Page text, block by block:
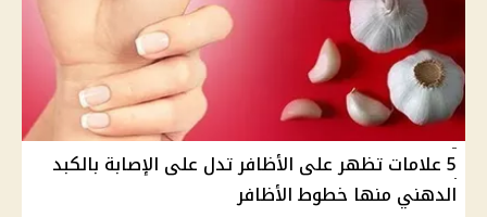
5 علامات تظهر على الأظافر تدل على الإصابة بالكبد
الدهني منها خطوط الأظافر